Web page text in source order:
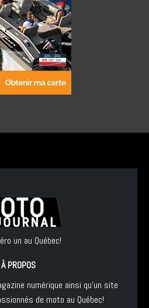
un au Québec!
À PROPOS
numérique ainsi qu'un site
de moto au Québec!